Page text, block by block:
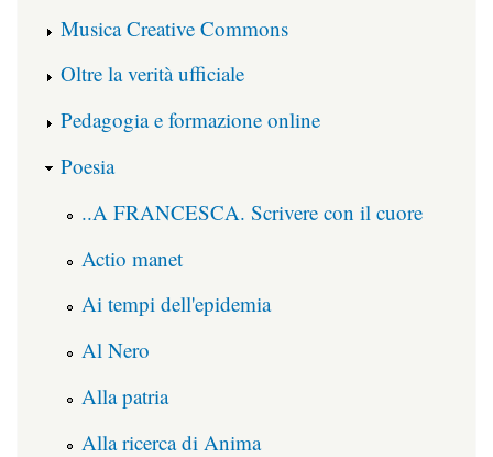
Musica Creative Commons
Oltre la verità ufficiale
Pedagogia e formazione online
Poesia
..A FRANCESCA. Scrivere con il cuore
Actio manet
Ai tempi dell'epidemia
Al Nero
Alla patria
Alla ricerca di Anima